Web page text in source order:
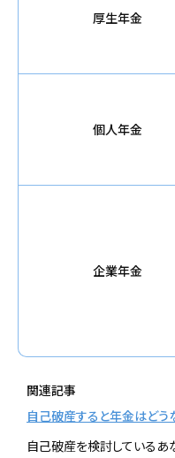
厚生年金
個人年金
企業年金
関連記事
自己破産すると年金はどう
自己破産を検討しているあ